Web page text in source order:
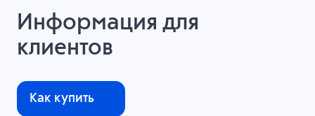
Информация для
клиентов
Как купить